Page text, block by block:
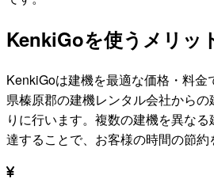
KenkiGoを使うメリッ
KenkiGoは建機を最適な価格・料金
県榛原郡の建機レンタル会社から
りに行います。複数の建機を異な
達することで、お客様の時間の節約